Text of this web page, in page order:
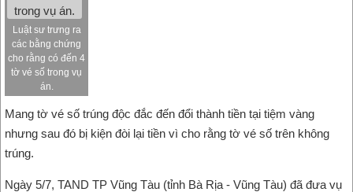
Luật sư trưng ra
các bằng chứng
cho rằng có đến 4
tờ vé số trong vụ
án.
Mang tờ vé số trúng độc đắc đến đổi thành tiền tại tiệm vàng
nhưng sau đó bị kiện đòi lại tiền vì cho rằng tờ vé số trên không
trúng.
Ngày 5/7, TAND TP Vũng Tàu (tỉnh Bà Rịa - Vũng Tàu) đã đưa vụ